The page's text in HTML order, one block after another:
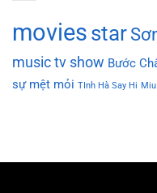
movies star
music tv show Bước
sự mệt mỏi TInh Hà Say Hi